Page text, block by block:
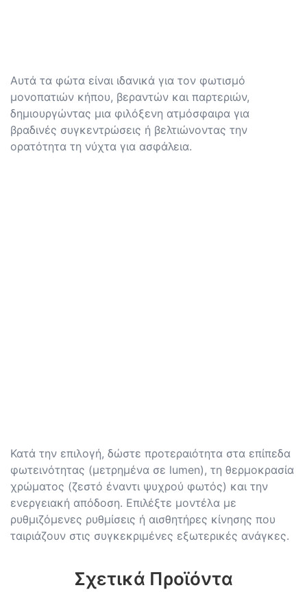
Αυτά τα φώτα είναι ιδανικά για τον φωτισμό
μονοπατιών κήπου, βεραντών και παρτεριών,
δημιουργώντας μια φιλόξενη ατμόσφαιρα για
βραδινές συγκεντρώσεις ή βελτιώνοντας την
ορατότητα τη νύχτα για ασφάλεια.
Κατά την επιλογή, δώστε προτεραιότητα στα επίπεδα
φωτεινότητας (μετρημένα σε lumen), τη θερμοκρασία
χρώματος (ζεστό έναντι ψυχρού φωτός) και την
ενεργειακή απόδοση. Επιλέξτε μοντέλα με
ρυθμιζόμενες ρυθμίσεις ή αισθητήρες κίνησης που
ταιριάζουν στις συγκεκριμένες εξωτερικές ανάγκες.
Σχετικά Προϊόντα